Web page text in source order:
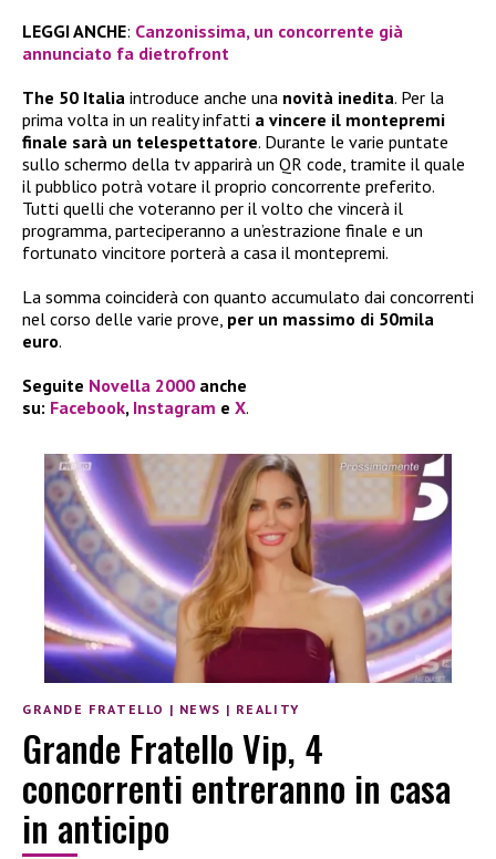
LEGGI ANCHE: Canzonissima, un concorrente già
annunciato fa dietrofront
The 50 Italia introduce anche una novità inedita. Per la
prima volta in un reality infatti a vincere il montepremi
finale sarà un telespettatore. Durante le varie puntate
sullo schermo della tv apparirà un QR code, tramite il quale
il pubblico potrà votare il proprio concorrente preferito.
Tutti quelli che voteranno per il volto che vincerà il
programma, parteciperanno a un’estrazione finale e un
fortunato vincitore porterà a casa il montepremi.
La somma coinciderà con quanto accumulato dai concorrenti
nel corso delle varie prove, per un massimo di 50mila
euro.
Seguite Novella 2000 anche
su: Facebook, Instagram e X.
GRANDE FRATELLO | NEWS | REALITY
Grande Fratello Vip, 4
concorrenti entreranno in casa
in anticipo